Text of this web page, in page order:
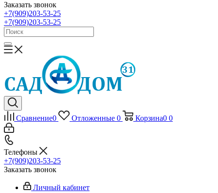
Заказать звонок
+7(909)203-53-25
+7(909)203-53-25
Сравнение0 Отложенные 0 Корзина0 0
Телефоны
+7(909)203-53-25
Заказать звонок
Личный кабинет